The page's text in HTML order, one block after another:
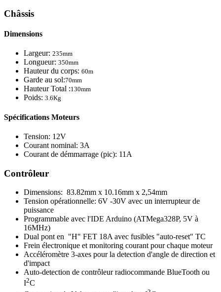
Châssis
Dimensions
Largeur: 235mm
Longueur: 350mm
Hauteur du corps: 60m
Garde au sol:70mm
Hauteur Total :130mm
Poids: 3.6Kg
Spécifications Moteurs
Tension: 12V
Courant nominal: 3A
Courant de démmarrage (pic): 11A
Contrôleur
Dimensions: 83.82mm x 10.16mm x 2,54mm
Tension opérationnelle: 6V -30V avec un interrupteur de
puissance
Programmable avec l'IDE Arduino (ATMega328P, 5V à
16MHz)
Dual pont en "H" FET 18A avec fusibles "auto-reset" TC
Frein électronique et monitoring courant pour chaque moteur
Accéléromètre 3-axes pour la detection d'angle de direction et
d'impact
Auto-detection de contrôleur radiocommande BlueTooth ou
I2C